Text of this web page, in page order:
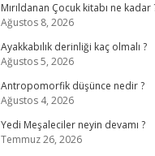
Mırıldanan Çocuk kitabı ne kadar
Ağustos 8, 2026
Ayakkabılık derinliği kaç olmalı ?
Ağustos 5, 2026
Antropomorfik düşünce nedir ?
Ağustos 4, 2026
Yedi Meşaleciler neyin devamı ?
Temmuz 26, 2026